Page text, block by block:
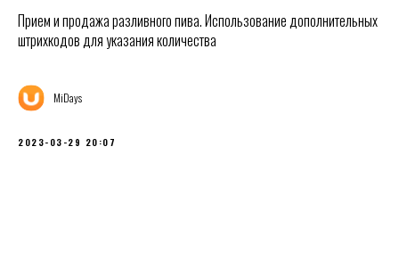
Прием и продажа разливного пива. Использование дополнительных
штрихкодов для указания количества
MiDays
2023-03-29 20:07